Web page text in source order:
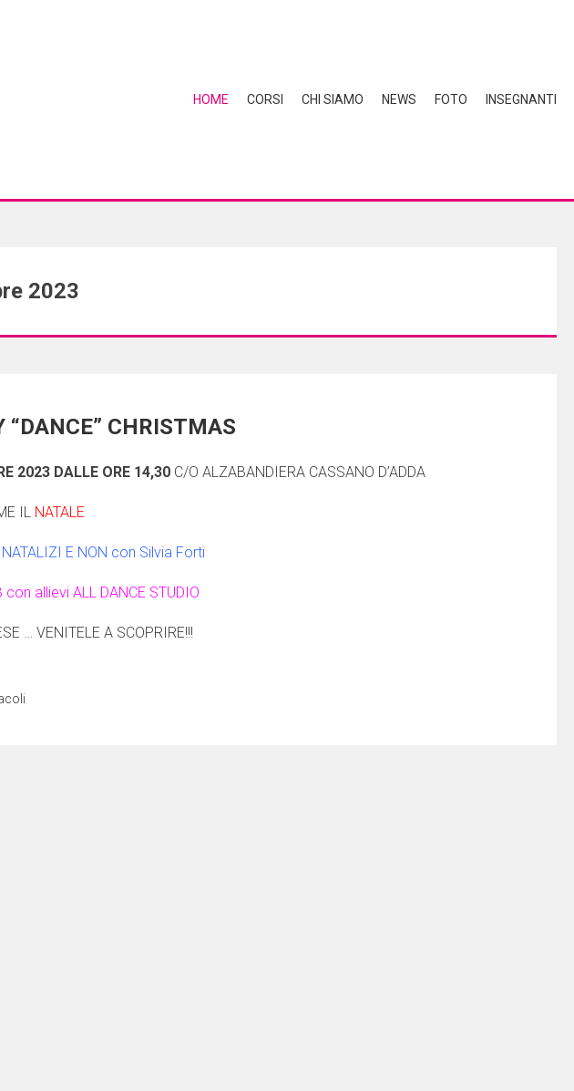
HOME CORSI CHI SIAMO NEWS FOTO INSEGNANTI
2023
“DANCE” CHRISTMAS
2023 DALLE ORE 14,30 C/O ALZABANDIERA CASSANO D’ADDA
IL NATALE
E NON con Silvia Forti
con allievi ALL DANCE STUDIO
… VENITELE A SCOPRIRE!!!